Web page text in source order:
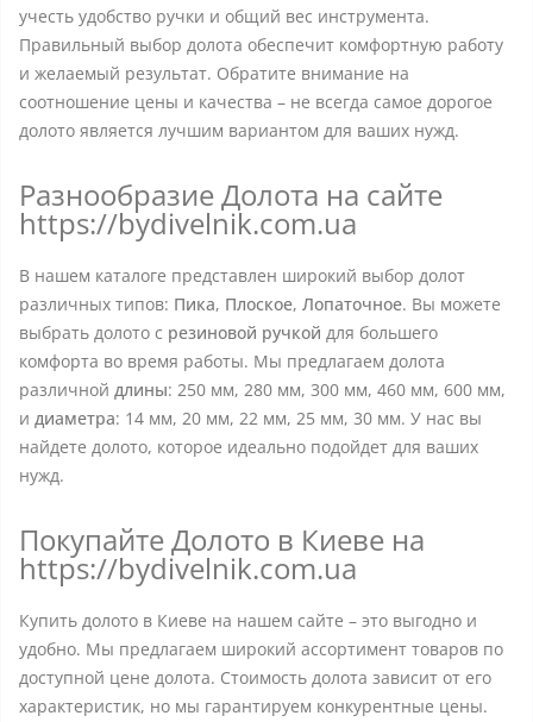
учесть удобство ручки и общий вес инструмента.
Правильный выбор долота обеспечит комфортную работу
и желаемый результат. Обратите внимание на
соотношение цены и качества – не всегда самое дорогое
долото является лучшим вариантом для ваших нужд.
Разнообразие Долота на сайте
https://bydivelnik.com.ua
В нашем каталоге представлен широкий выбор долот
различных типов: Пика, Плоское, Лопаточное. Вы можете
выбрать долото с резиновой ручкой для большего
комфорта во время работы. Мы предлагаем долота
различной длины: 250 мм, 280 мм, 300 мм, 460 мм, 600 мм,
и диаметра: 14 мм, 20 мм, 22 мм, 25 мм, 30 мм. У нас вы
найдете долото, которое идеально подойдет для ваших
нужд.
Покупайте Долото в Киеве на
https://bydivelnik.com.ua
Купить долото в Киеве на нашем сайте – это выгодно и
удобно. Мы предлагаем широкий ассортимент товаров по
доступной цене долота. Стоимость долота зависит от его
характеристик, но мы гарантируем конкурентные цены.